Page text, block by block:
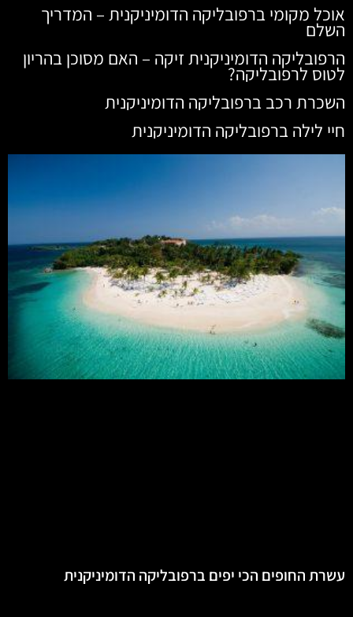
אוכל מקומי ברפובליקה הדומיניקנית – המדריך
השלם
הרפובליקה הדומיניקנית זיקה – האם מסוכן בהריון
לטוס לרפובליקה?
השכרת רכב ברפובליקה הדומיניקנית
חיי לילה ברפובליקה הדומיניקנית
עשרת החופים הכי יפים ברפובליקה הדומיניקנית